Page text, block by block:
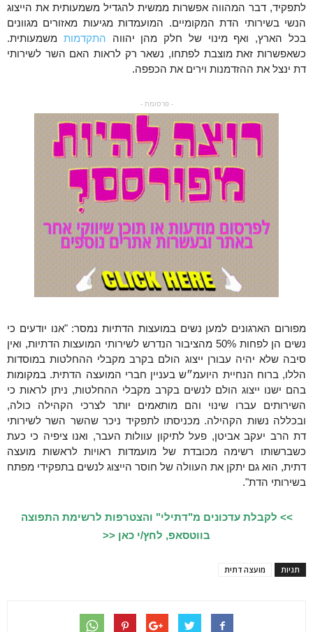
לתפקיד, דבר המהווה אפשרות ממשית להגדיל משמעותית את הייצוג
הנשי בשירותי הדת המקומיים. המועמדות מגיעות מאזורים מגוונים
בכל הארץ, ואף מינוי של חלק מהן יהווה התקדמות משמעותית.
כשאפשרות זאת מוצבת לפתחו, נשאר רק לראות האם השר לשירותי
דת ינצל את ההזדמנות וירים את הכפפה.
- פרסומת -
מפורום הארגונים למען נשים במועצות הדתיות נמסר:"אנו יודעים כי
נשים הן לפחות 50% מהציבור הנדרש לשירותי המועצות הדתיות, ואין
סיבה שלא יהיה עבורן ייצוג הולם בקרב מקבלי ההחלטות במוסדות
הללו, ברוח הנחיית היועמ״ש בעניין חברי המועצה הדתית. במקומות
בהם ישנו ייצוג הולם לנשים בקרב מקבלי ההחלטות, ניתן לראות כי
השירותים עברו שינוי והם מותאמים יותר לצרכי הקהילה כולה,
ובכללה נשות הקהילה. מכניסתו לתפקיד ניכר שהשר השר לשירותי
דת הרב יעקב אביטן, פעל לתיקון עוולות העבר, ואנו ציפיה כי כעת
כשברשותו רשימה מכובדת של מועמדות ראויות לראשות מועצה
דתית, הוא גם יתקן את העוולה של חוסר הייצוג לנשים בתפקידי מפתח
בשירותי הדת".
>> לקבלת עדכונים מ"דתילי" והצטרפות לרשימת התפוצה
בווטסאפ, לחץ/י כאן <<
תגיות מועצה דתית